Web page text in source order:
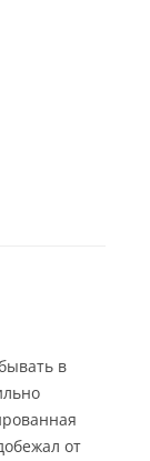
в
от